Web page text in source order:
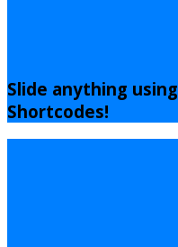
Slide anything using
Shortcodes!